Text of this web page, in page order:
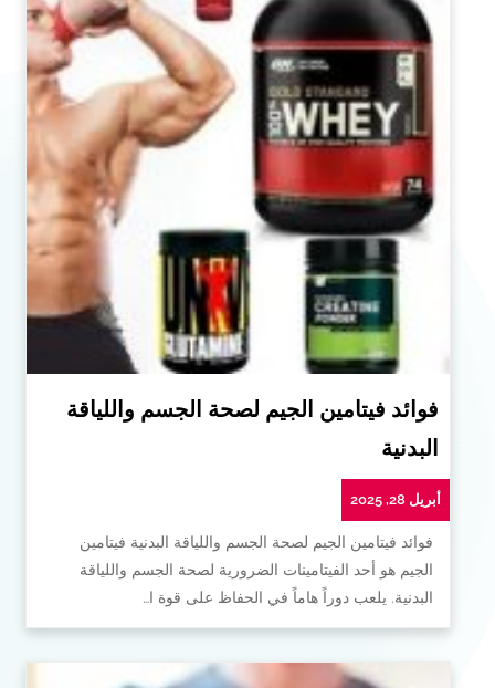
فوائد فيتامين الجيم لصحة الجسم واللياقة
البدنية
أبريل 28, 2025
فوائد فيتامين الجيم لصحة الجسم واللياقة البدنية فيتامين
الجيم هو أحد الفيتامينات الضرورية لصحة الجسم واللياقة
البدنية. يلعب دوراً هاماً في الحفاظ على قوة ا…